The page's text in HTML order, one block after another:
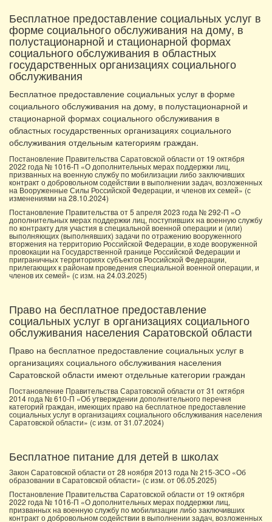
Бесплатное предоставление социальных услуг в
форме социального обслуживания на дому, в
полустационарной и стационарной формах
социального обслуживания в областных
государственных организациях социального
обслуживания
Бесплатное предоставление социальных услуг в форме
социального обслуживания на дому, в полустационарной и
стационарной формах социального обслуживания в
областных государственных организациях социального
обслуживания отдельным категориям граждан.
Постановление Правительства Саратовской области от 19 октября
2022 года № 1016-П «О дополнительных мерах поддержки лиц,
призванных на военную службу по мобилизации либо заключивших
контракт о добровольном содействии в выполнении задач, возложенных
на Вооруженные Силы Российской Федерации, и членов их семей» (с
изменениями на 28.10.2024)
Постановление Правительства от 5 апреля 2023 года № 292-П «О
дополнительных мерах поддержки лиц, поступивших на военную службу
по контракту для участия в специальной военной операции и (или)
выполняющих (выполнявших) задачи по отражению вооруженного
вторжения на территорию Российской Федерации, в ходе вооруженной
провокации на Государственной границе Российской Федерации и
приграничных территориях субъектов Российской Федерации,
прилегающих к районам проведения специальной военной операции, и
членов их семей» (с изм. на 24.03.2025)
Право на бесплатное предоставление
социальных услуг в организациях социального
обслуживания населения Саратовской области
Право на бесплатное предоставление социальных услуг в
организациях социального обслуживания населения
Саратовской области имеют отдельные категории граждан
Постановление Правительства Саратовской области от 31 октября
2014 года № 610-П «Об утверждении дополнительного перечня
категорий граждан, имеющих право на бесплатное предоставление
социальных услуг в организациях социального обслуживания населения
Саратовской области» (с изм. от 31.07.2024)
Бесплатное питание для детей в школах
Закон Саратовской области от 28 ноября 2013 года № 215-ЗСО «Об
образовании в Саратовской области» (с изм. от 06.05.2025)
Постановление Правительства Саратовской области от 19 октября
2022 года № 1016-П «О дополнительных мерах поддержки лиц,
призванных на военную службу по мобилизации либо заключивших
контракт о добровольном содействии в выполнении задач, возложенных